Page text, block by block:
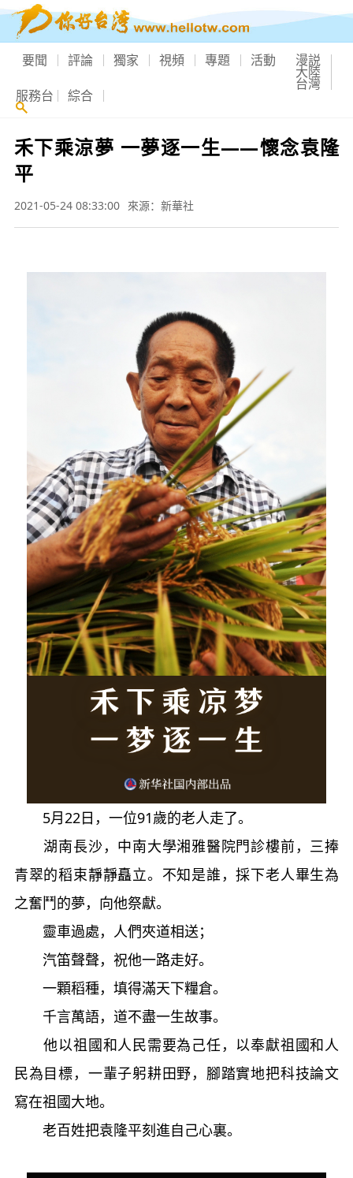
要聞 評論 獨家 視頻 專題 活動 漫説
大陸
台灣
服務台 綜合
禾下乘涼夢 一夢逐一生——懷念袁隆
平
2021-05-24 08:33:00 來源：新華社
5月22日，一位91歲的老人走了。
湖南長沙，中南大學湘雅醫院門診樓前，三捧
青翠的稻束靜靜矗立。不知是誰，採下老人畢生為
之奮鬥的夢，向他祭獻。
靈車過處，人們夾道相送；
汽笛聲聲，祝他一路走好。
一顆稻種，填得滿天下糧倉。
千言萬語，道不盡一生故事。
他以祖國和人民需要為己任，以奉獻祖國和人
民為目標，一輩子躬耕田野，腳踏實地把科技論文
寫在祖國大地。
老百姓把袁隆平刻進自己心裏。